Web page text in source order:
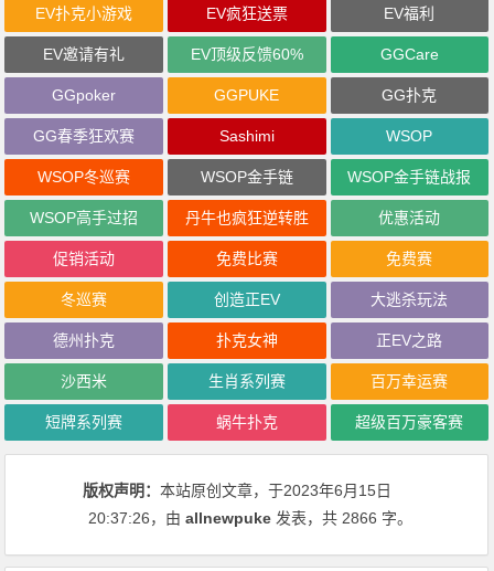
EV扑克小游戏 EV疯狂送票 EV福利
EV邀请有礼 EV顶级反馈60% GGCare
GGpoker GGPUKE GG扑克
GG春季狂欢赛 Sashimi WSOP
WSOP冬巡赛 WSOP金手链 WSOP金手链战报
WSOP高手过招 丹牛也疯狂逆转胜 优惠活动
促销活动 免费比赛 免费赛
冬巡赛 创造正EV 大逃杀玩法
德州扑克 扑克女神 正EV之路
沙西米 生肖系列赛 百万幸运赛
短牌系列赛 蜗牛扑克 超级百万豪客赛
版权声明：本站原创文章，于2023年6月15日
20:37:26，由allnewpuke 发表，共 2866 字。